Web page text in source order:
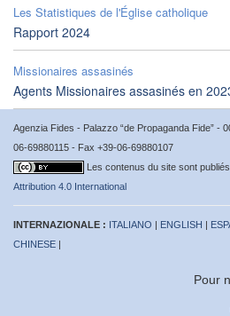
Les Statistiques de l'Église catholique
Rapport 2024
Missionaires assasinés
Agents Missionaires assasinés en
Agenzia Fides - Palazzo “de Propaganda Fide” -
06-69880115 - Fax +39-06-69880107
Les contenus du site sont
Attribution 4.0 International
INTERNAZIONALE : ITALIANO | ENGLISH |
CHINESE |
Pour